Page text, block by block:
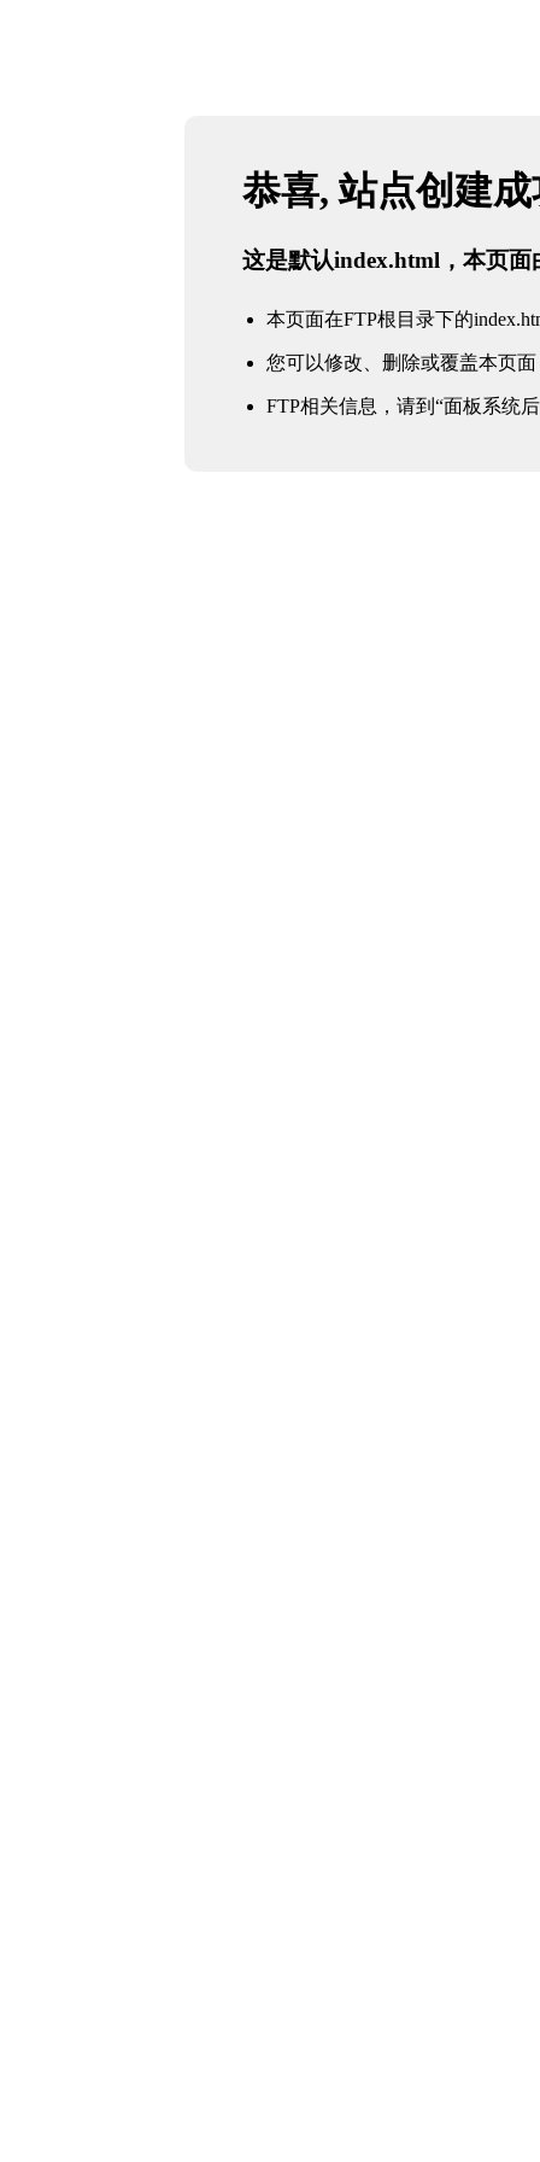
恭喜, 站点创建
这是默认index.html，本页面
本页面在FTP根目录下的
您可以修改、删除或覆盖本页面
FTP相关信息，请到“面板系统